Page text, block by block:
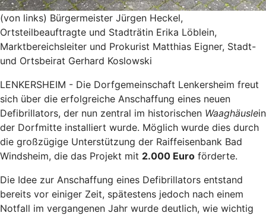
(von links) Bürgermeister Jürgen Heckel,
Ortsteilbeauftragte und Stadträtin Erika Löblein,
Marktbereichsleiter und Prokurist Matthias Eigner, Stadt-
und Ortsbeirat Gerhard Koslowski
LENKERSHEIM - Die Dorfgemeinschaft Lenkersheim freut
sich über die erfolgreiche Anschaffung eines neuen
Defibrillators, der nun zentral im historischen Waaghäuslein
der Dorfmitte installiert wurde. Möglich wurde dies durch
die großzügige Unterstützung der Raiffeisenbank Bad
Windsheim, die das Projekt mit 2.000 Euro förderte.
Die Idee zur Anschaffung eines Defibrillators entstand
bereits vor einiger Zeit, spätestens jedoch nach einem
Notfall im vergangenen Jahr wurde deutlich, wie wichtig